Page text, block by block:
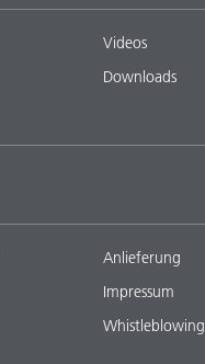
Videos
Downloads
Anlieferung
Impressum
Whistleblowing